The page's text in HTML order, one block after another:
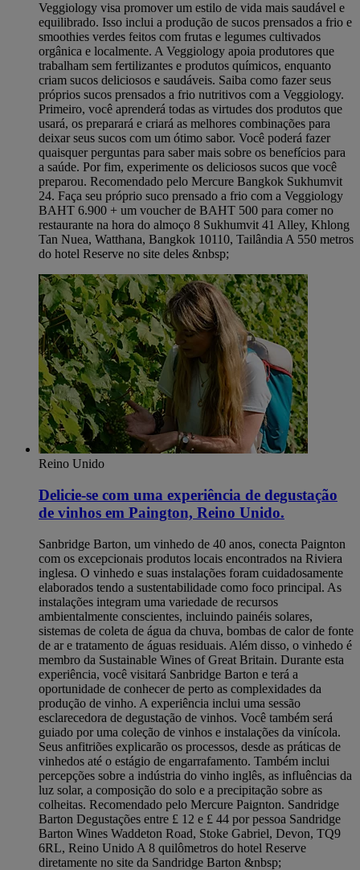
Veggiology visa promover um estilo de vida mais saudável e
equilibrado. Isso inclui a produção de sucos prensados a frio e
smoothies verdes feitos com frutas e legumes cultivados
orgânica e localmente. A Veggiology apoia produtores que
trabalham sem fertilizantes e produtos químicos, enquanto
criam sucos deliciosos e saudáveis. Saiba como fazer seus
próprios sucos prensados a frio nutritivos com a Veggiology.
Primeiro, você aprenderá todas as virtudes dos produtos que
usará, os preparará e criará as melhores combinações para
deixar seus sucos com um ótimo sabor. Você poderá fazer
quaisquer perguntas para saber mais sobre os benefícios para
a saúde. Por fim, experimente os deliciosos sucos que você
preparou. Recomendado pelo Mercure Bangkok Sukhumvit
24. Faça seu próprio suco prensado a frio com a Veggiology
BAHT 6.900 + um voucher de BAHT 500 para comer no
restaurante na hora do almoço 8 Sukhumvit 41 Alley, Khlong
Tan Nuea, Watthana, Bangkok 10110, Tailândia A 550 metros
do hotel Reserve no site deles &nbsp;
Reino Unido
Delicie-se com uma experiência de degustação
de vinhos em Paington, Reino Unido.
Sanbridge Barton, um vinhedo de 40 anos, conecta Paignton
com os excepcionais produtos locais encontrados na Riviera
inglesa. O vinhedo e suas instalações foram cuidadosamente
elaborados tendo a sustentabilidade como foco principal. As
instalações integram uma variedade de recursos
ambientalmente conscientes, incluindo painéis solares,
sistemas de coleta de água da chuva, bombas de calor de fonte
de ar e tratamento de águas residuais. Além disso, o vinhedo é
membro da Sustainable Wines of Great Britain. Durante esta
experiência, você visitará Sanbridge Barton e terá a
oportunidade de conhecer de perto as complexidades da
produção de vinho. A experiência inclui uma sessão
esclarecedora de degustação de vinhos. Você também será
guiado por uma coleção de vinhos e instalações da vinícola.
Seus anfitriões explicarão os processos, desde as práticas de
vinhedos até o estágio de engarrafamento. Também inclui
percepções sobre a indústria do vinho inglês, as influências da
luz solar, a composição do solo e a precipitação sobre as
colheitas. Recomendado pelo Mercure Paignton. Sandridge
Barton Degustações entre £ 12 e £ 44 por pessoa Sandridge
Barton Wines Waddeton Road, Stoke Gabriel, Devon, TQ9
6RL, Reino Unido A 8 quilômetros do hotel Reserve
diretamente no site da Sandridge Barton &nbsp;